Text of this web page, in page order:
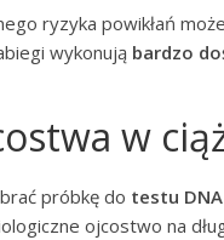
ryzyka powikłań
wykonują bardzo
w
próbkę do testu
ojcostwo na